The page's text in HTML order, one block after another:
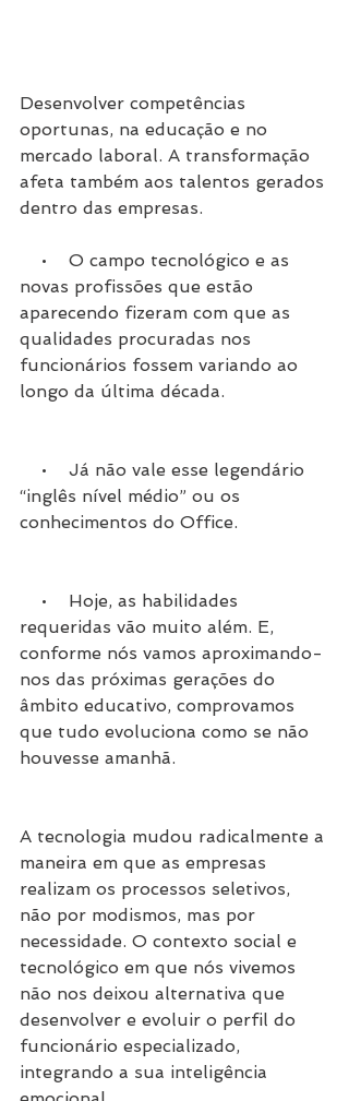
Desenvolver competências
oportunas, na educação e no
mercado laboral. A transformação
afeta também aos talentos gerados
dentro das empresas.
novas profissões que estão
aparecendo fizeram com que as
qualidades procuradas nos
funcionários fossem variando ao
longo da última década.
“inglês nível médio” ou os
conhecimentos do Office.
requeridas vão muito além. E,
conforme nós vamos aproximando-
nos das próximas gerações do
âmbito educativo, comprovamos
que tudo evoluciona como se não
houvesse amanhã.
A tecnologia mudou radicalmente a
maneira em que as empresas
realizam os processos seletivos,
não por modismos, mas por
necessidade. O contexto social e
tecnológico em que nós vivemos
não nos deixou alternativa que
desenvolver e evoluir o perfil do
funcionário especializado,
integrando a sua inteligência